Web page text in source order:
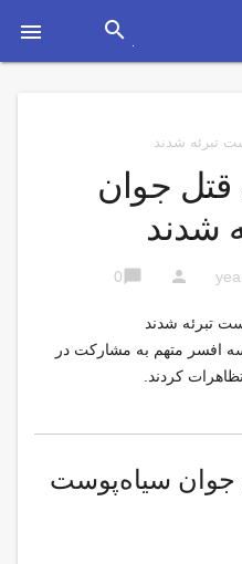
 search
تبرئه شدند
قتل جوان
شدند
person
chat_bubble
0
تبرئه شدند
سه افسر متهم به مشارکت در
کردند.
جوان سیاه‌پوست